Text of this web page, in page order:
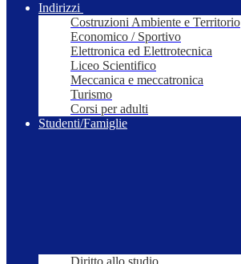
Indirizzi
Costruzioni Ambiente e Territorio
Economico / Sportivo
Elettronica ed Elettrotecnica
Liceo Scientifico
Meccanica e meccatronica
Turismo
Corsi per adulti
Studenti/Famiglie